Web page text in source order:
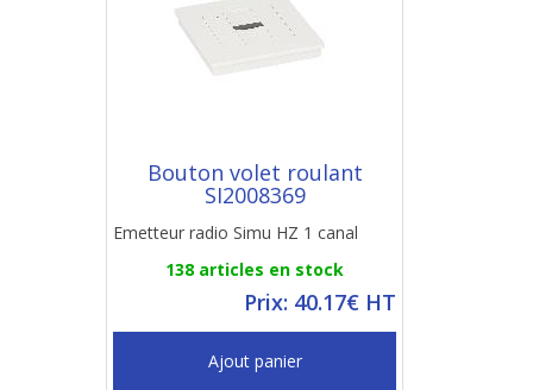
Bouton volet roulant
SI2008369
Emetteur radio Simu HZ 1 canal
138 articles en stock
Prix: 40.17€ HT
Ajout panier